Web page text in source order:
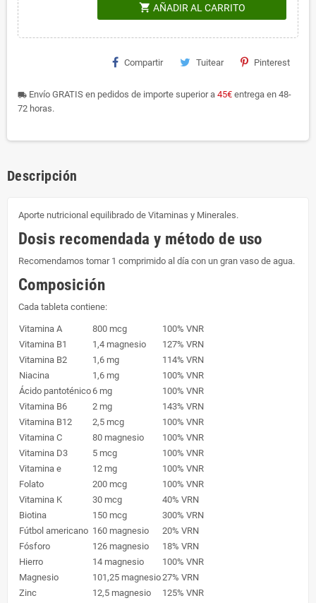
shopping_cart AÑADIR AL CARRITO
Compartir Tuitear Pinterest
local_shipping Envío GRATIS en pedidos de importe superior a 45€ entrega en 48-
72 horas.
Descripción
Aporte nutricional equilibrado de Vitaminas y Minerales.
Dosis recomendada y método de uso
Recomendamos tomar 1 comprimido al día con un gran vaso de agua.
Composición
Cada tableta contiene:
Vitamina A 800 mcg
100% VNR
Vitamina B1
1,4 magnesio
127% VRN
Vitamina B2
1,6 mg
114% VRN
Niacina
1,6 mg
100% VNR
Ácido pantoténico 6 mg
100% VNR
Vitamina B6
2 mg
143% VRN
Vitamina B12
2,5 mcg
100% VNR
Vitamina C
80 magnesio
100% VNR
Vitamina D3
5 mcg
100% VNR
Vitamina e
12 mg
100% VNR
Folato
200 mcg
100% VNR
Vitamina K
30 mcg
40% VRN
Biotina
150 mcg
300% VRN
Fútbol americano 160 magnesio
20% VRN
Fósforo
126 magnesio
18% VRN
Hierro
14 magnesio
100% VNR
Magnesio
101,25 magnesio27% VRN
Zinc
12,5 magnesio
125% VNR